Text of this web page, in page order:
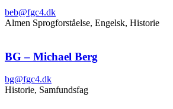
beb@fgc4.dk
Almen Sprogforståelse, Engelsk, Historie
BG – Michael Berg
bg@fgc4.dk
Historie, Samfundsfag